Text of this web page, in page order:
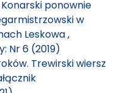
ponownie
w
Leskowa,
Nr 6 (2019)
Trewirski wiersz